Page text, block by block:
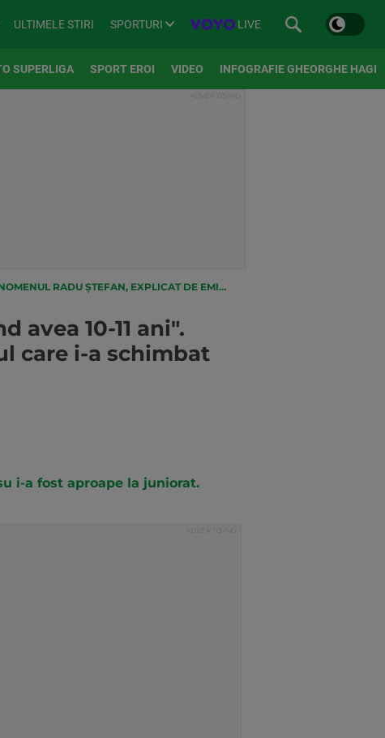
ULTIMELE STIRI SPORTURI LIVE
SUPERLIGA SPORT EROI VIDEO INFOGRAFIE GHEORGHE HAGI
DE EMIL URSU, OMUL CARE I-A SCHIMBAT 'ROLUL' ÎN TEREN
avea 10-11 ani".
care i-a schimbat
i-a fost aproape la juniorat.